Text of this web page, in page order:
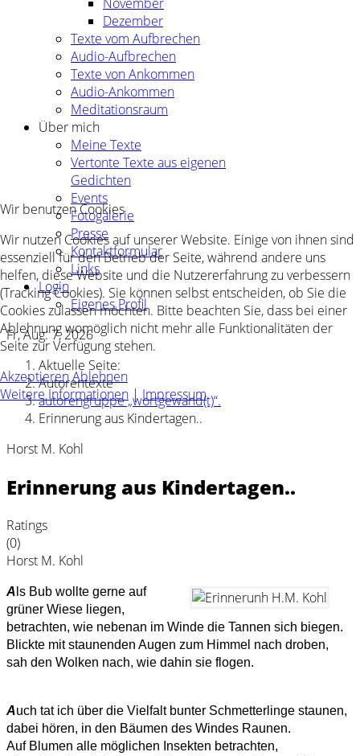
November
Dezember
Texte vom Aufbrechen
Audio-Aufbrechen
Texte von Ankommen
Audio-Ankommen
Meditationsraum
Über mich
Meine Texte
Vertonte Texte aus eigenen
Gedichten
Events
Fotogalerie
Presse
Kontaktformular
Links
Login
Eigenes Profil
Fr, Aug. 7, 2026
Aktuelle Seite:
Autorentexte
autorengruppe „wortgewand(t)“.
Erinnerung aus Kindertagen..
Horst M. Kohl
Erinnerung aus Kindertagen..
Ratings
(0)
Horst M. Kohl
A ls Bub wollte gerne auf
grüner Wiese liegen,
betrachten, wie nebenan im Winde die Tannen sich biegen.
Blickte mit staunenden Augen zum Himmel nach droben,
sah den Wolken nach, wie dahin sie flogen.
Auch tat ich über die Vielfalt bunter Schmetterlinge staunen,
dabei hören, in den Bäumen des Windes Raunen.
Auf Blumen alle möglichen Insekten betrachten,
Wir benutzen Cookies
Wir nutzen Cookies auf unserer Website. Einige von ihnen sind
essenziell für den Betrieb der Seite, während andere uns
helfen, diese Website und die Nutzererfahrung zu verbessern
(Tracking Cookies). Sie können selbst entscheiden, ob Sie die
Cookies zulassen möchten. Bitte beachten Sie, dass bei einer
Ablehnung womöglich nicht mehr alle Funktionalitäten der
Seite zur Verfügung stehen.
AkzeptierenAblehnen
Weitere Informationen |Impressum